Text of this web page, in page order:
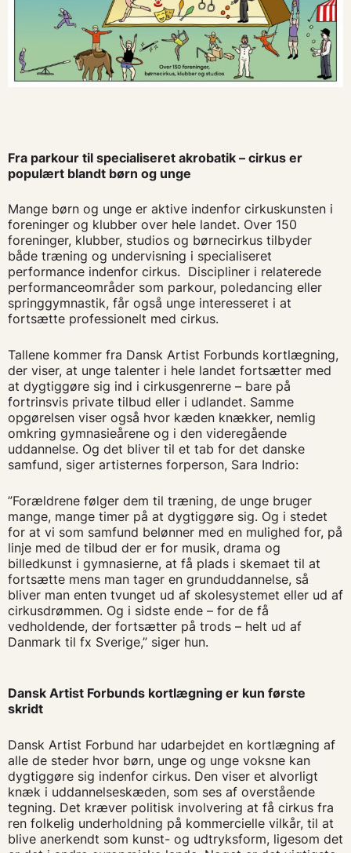
Fra parkour til specialiseret akrobatik – cirkus er
populært blandt børn og unge
Mange børn og unge er aktive indenfor cirkuskunsten i
foreninger og klubber over hele landet. Over 150
foreninger, klubber, studios og børnecirkus tilbyder
både træning og undervisning i specialiseret
performance indenfor cirkus. Discipliner i relaterede
performanceområder som parkour, poledancing eller
springgymnastik, får også unge interesseret i at
fortsætte professionelt med cirkus.
Tallene kommer fra Dansk Artist Forbunds kortlægning,
der viser, at unge talenter i hele landet fortsætter med
at dygtiggøre sig ind i cirkusgenrerne – bare på
fortrinsvis private tilbud eller i udlandet. Samme
opgørelsen viser også hvor kæden knækker, nemlig
omkring gymnasieårene og i den videregående
uddannelse. Og det bliver til et tab for det danske
samfund, siger artisternes forperson, Sara Indrio:
”Forældrene følger dem til træning, de unge bruger
mange, mange timer på at dygtiggøre sig. Og i stedet
for at vi som samfund belønner med en mulighed for, på
linje med de tilbud der er for musik, drama og
billedkunst i gymnasierne, at få plads i skemaet til at
fortsætte mens man tager en grunduddannelse, så
bliver man enten tvunget ud af skolesystemet eller ud af
cirkusdrømmen. Og i sidste ende – for de få
vedholdende, der fortsætter på trods – helt ud af
Danmark til fx Sverige,” siger hun.
Dansk Artist Forbunds kortlægning er kun første
skridt
Dansk Artist Forbund har udarbejdet en kortlægning af
alle de steder hvor børn, unge og unge voksne kan
dygtiggøre sig indenfor cirkus. Den viser et alvorligt
knæk i uddannelseskæden, som ses af overstående
tegning. Det kræver politisk involvering at få cirkus fra
ren folkelig underholdning på kommercielle vilkår, til at
blive anerkendt som kunst- og udtryksform, ligesom det